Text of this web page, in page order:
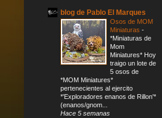
blog de Pablo El Marques
Osos de MOM
Miniaturas -
*Miniaturas de
Mom
Miniatures* Hoy
traigo un lote de
5 osos de
*MOM Miniatures*
pertenecientes al ejercito
*'Exploradores enanos de Rillon'*
(enanos/gnom...
Hace 5 semanas